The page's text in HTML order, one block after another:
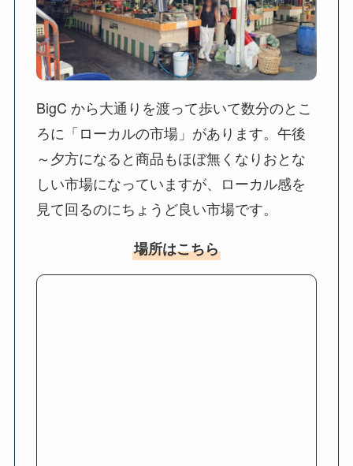
BigC から大通りを渡って歩いて数分のとこ
ろに「ローカルの市場」があります。午後
～夕方になると商品もほぼ無くなりおとな
しい市場になっていますが、ローカル感を
見て回るのにちょうど良い市場です。
場所はこちら